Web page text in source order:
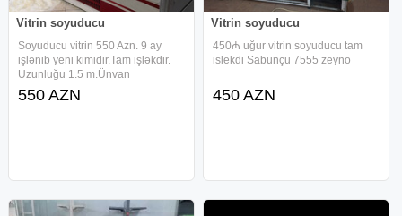
Vitrin soyuducu
Soyuducu vitrin 550 Azn. 9 ay
işlənib yeni kimidir.Tam işləkdir.
Uzunluğu 1.5 m.Ünvan
Bakıxanov.Nərgiz 1341
550 AZN
Vitrin soyuducu
450₼ uğur vitrin soyuducu tam
islekdi Sabunçu 7555 zeyno
450 AZN